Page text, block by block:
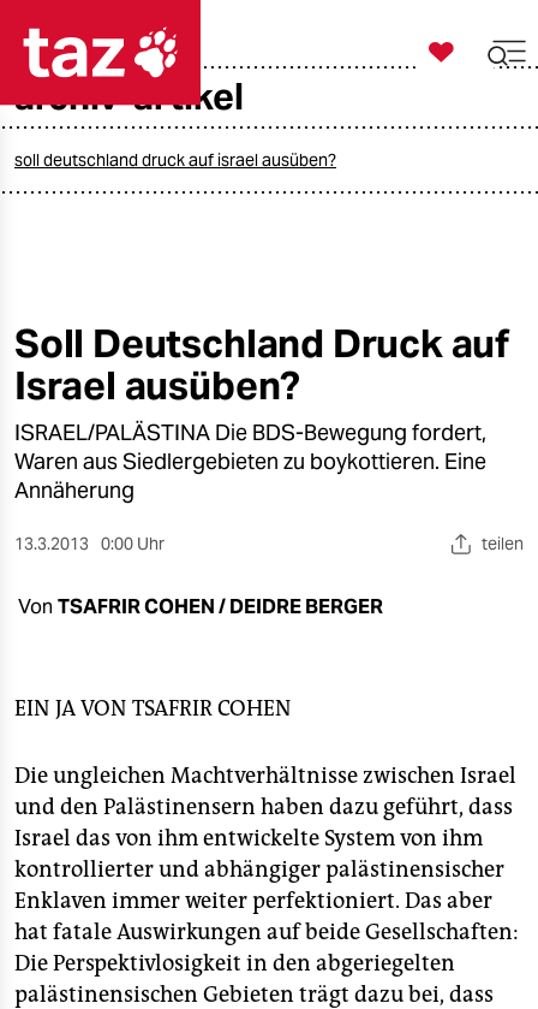
taz zahl ich
öko
gesellschaft
kultur
sport
berlin
nord
verlag
veranstaltungen
shop
fragen & hilfe
unterstützen
abo

taz zahl ich
archiv-artikel
soll deutschland druck auf israel ausüben?
Soll Deutschland Druck auf
Israel ausüben?
ISRAEL/PALÄSTINA Die BDS-Bewegung fordert,
Waren aus Siedlergebieten zu boykottieren. Eine
Annäherung
13.3.2013 0:00 Uhr teilen
Von TSAFRIR COHEN / DEIDRE BERGER
EIN JA VON TSAFRIR COHEN
Die ungleichen Machtverhältnisse zwischen Israel
und den Palästinensern haben dazu geführt, dass
Israel das von ihm entwickelte System von ihm
kontrollierter und abhängiger palästinensischer
Enklaven immer weiter perfektioniert. Das aber
hat fatale Auswirkungen auf beide Gesellschaften:
Die Perspektivlosigkeit in den abgeriegelten
palästinensischen Gebieten trägt dazu bei, dass